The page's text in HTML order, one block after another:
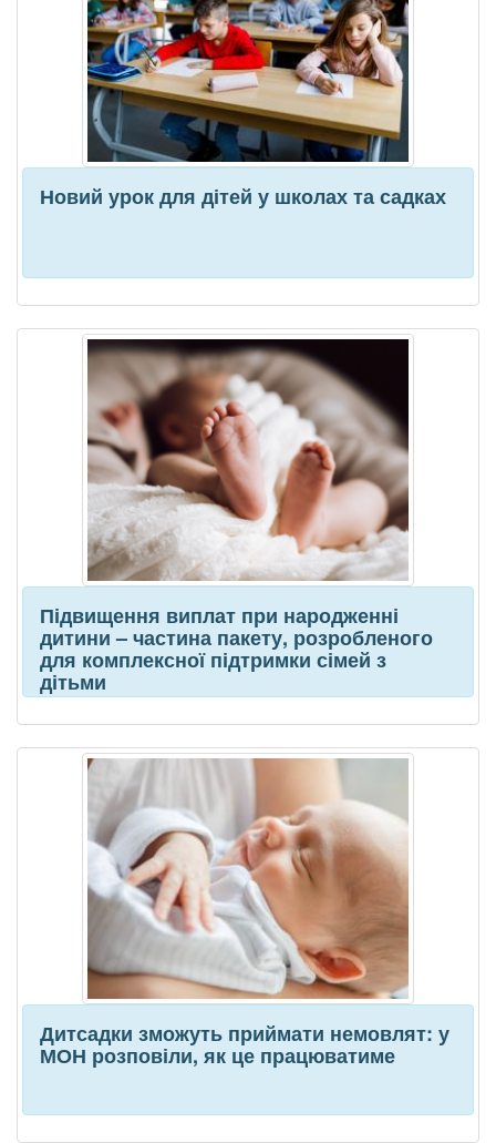
Новий урок для дітей у школах та садках
Підвищення виплат при народженні
дитини – частина пакету, розробленого
для комплексної підтримки сімей з
дітьми
Дитсадки зможуть приймати немовлят: у
МОН розповіли, як це працюватиме